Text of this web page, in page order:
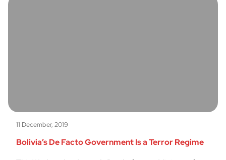
11 December, 2019
Bolivia’s De Facto Government Is a Terror Regime